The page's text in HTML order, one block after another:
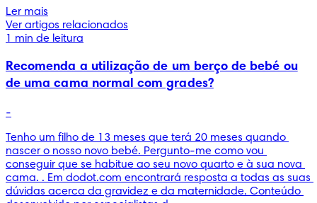
Ler mais
Ver artigos relacionados
1 min de leitura
Recomenda a utilização de um berço de bebé ou
de uma cama normal com grades?
-
Tenho um filho de 13 meses que terá 20 meses quando
nascer o nosso novo bebé. Pergunto-me como vou
conseguir que se habitue ao seu novo quarto e à sua nova
cama. . Em dodot.com encontrará resposta a todas as suas
dúvidas acerca da gravidez e da maternidade. Conteúdo